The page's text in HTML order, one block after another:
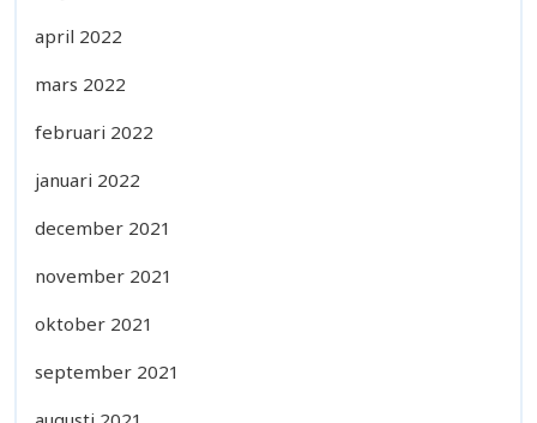
april 2022
mars 2022
februari 2022
januari 2022
december 2021
november 2021
oktober 2021
september 2021